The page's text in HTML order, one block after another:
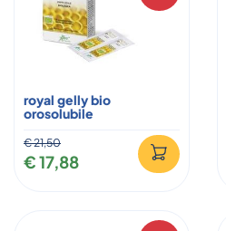
royal gelly bio
orosolubile
€ 21,50
€ 17,88